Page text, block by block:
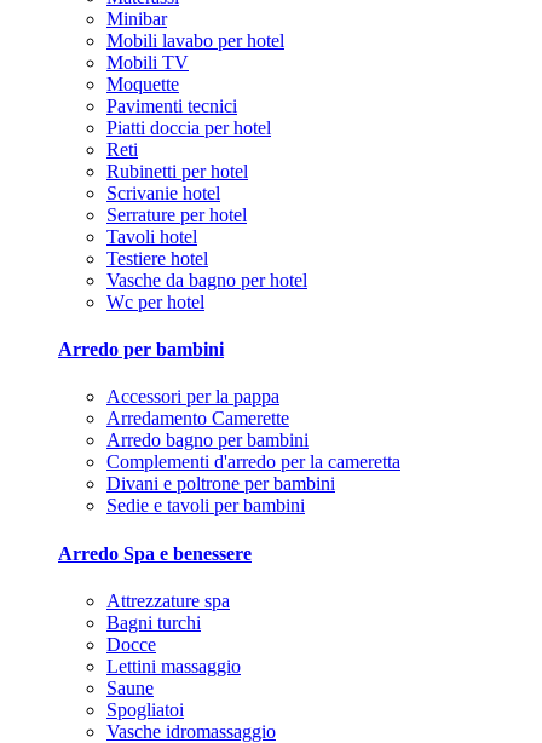
Minibar
Mobili lavabo per hotel
Mobili TV
Moquette
Pavimenti tecnici
Piatti doccia per hotel
Reti
Rubinetti per hotel
Scrivanie hotel
Serrature per hotel
Tavoli hotel
Testiere hotel
Vasche da bagno per hotel
Wc per hotel
Arredo per bambini
Accessori per la pappa
Arredamento Camerette
Arredo bagno per bambini
Complementi d'arredo per la cameretta
Divani e poltrone per bambini
Sedie e tavoli per bambini
Arredo Spa e benessere
Attrezzature spa
Bagni turchi
Docce
Lettini massaggio
Saune
Spogliatoi
Vasche idromassaggio